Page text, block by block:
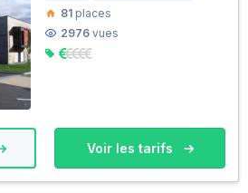
81 places
2976 vues
Voir les tarifs